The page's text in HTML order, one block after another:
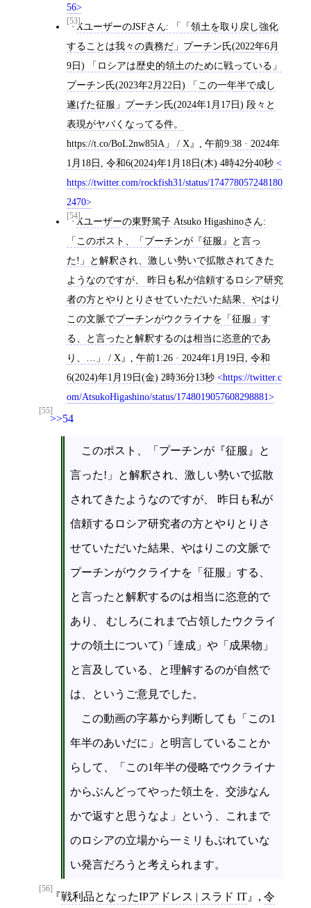
56
[53]XユーザーのJSFさん: 「「領土を取り戻し強化
することは我々の責務だ」プーチン氏(2022年6月
9日) 「ロシアは歴史的領土のために戦っている」
プーチン氏(2023年2月22日) 「この一年半で成し
遂げた征服」プーチン氏(2024年1月17日) 段々と
表現がヤバくなってる件。
https://t.co/BoL2nw85lA」 / X
午前9:38 · 2024年
1月18日
令和6(2024)年1月18日(木) 4時42分40秒
https://twitter.com/rockfish31/status/174778057248180
2470
[54]Xユーザーの東野篤子 Atsuko Higashinoさん:
「このポスト、「プーチンが『征服』と言っ
た!」と解釈され、激しい勢いで拡散されてきた
ようなのですが、 昨日も私が信頼するロシア研究
者の方とやりとりさせていただいた結果、やはり
この文脈でプーチンがウクライナを「征服」す
る、と言ったと解釈するのは相当に恣意的であ
り、…」 / X
午前1:26 · 2024年1月19日
令和
6(2024)年1月19日(金) 2時36分13秒
https://twitter.c
om/AtsukoHigashino/status/1748019057608298881
[55]
>>54
このポスト、「プーチンが『征服』と
言った!」と解釈され、激しい勢いで拡散
されてきたようなのですが、 昨日も私が
信頼するロシア研究者の方とやりとりさ
せていただいた結果、やはりこの文脈で
プーチンがウクライナを「征服」する、
と言ったと解釈するのは相当に恣意的で
あり、 むしろ(これまで占領したウクライ
ナの領土について)「達成」や「成果物」
と言及している、と理解するのが自然で
は、というご意見でした。
この動画の字幕から判断しても「この1
年半のあいだに」と明言していることか
らして、「この1年半の侵略でウクライナ
からぶんどってやった領土を、交渉なん
かで返すと思うなよ」という、これまで
のロシアの立場から一ミリもぶれていな
い発言だろうと考えられます。
[56]
戦利品となったIPアドレス | スラド IT , 令